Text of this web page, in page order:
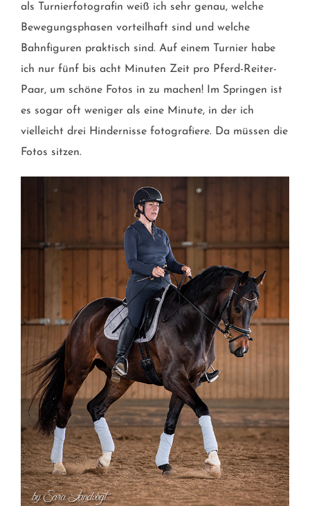
als Turnierfotografin weiß ich sehr genau, welche
Bewegungsphasen vorteilhaft sind und welche
Bahnfiguren praktisch sind. Auf einem Turnier habe
ich nur fünf bis acht Minuten Zeit pro Pferd-Reiter-
Paar, um schöne Fotos in zu machen! Im Springen ist
es sogar oft weniger als eine Minute, in der ich
vielleicht drei Hindernisse fotografiere. Da müssen die
Fotos sitzen.